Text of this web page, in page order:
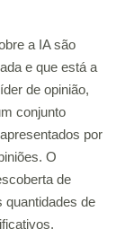
a IA são
e que está a
de opinião,
conjunto
por
O
de
quantidades de